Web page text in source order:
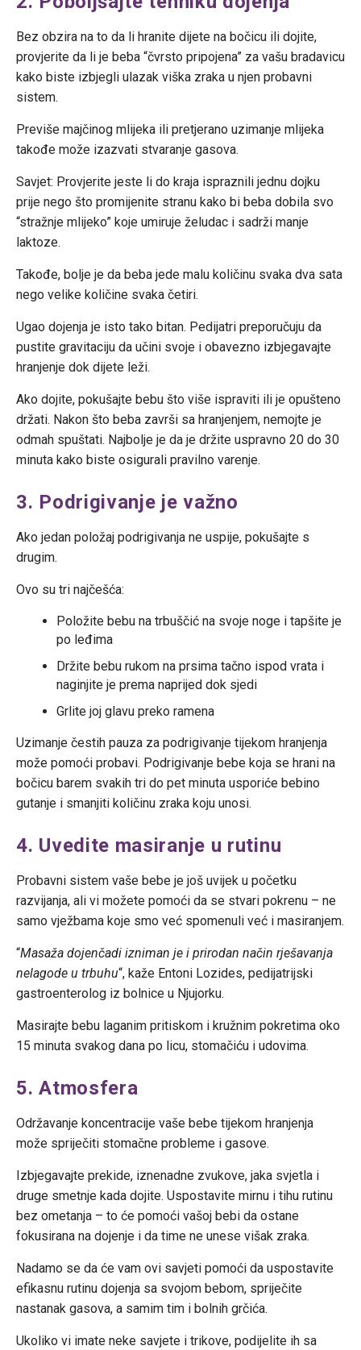
Bez obzira na to da li hranite dijete na bočicu ili dojite,
provjerite da li je beba “čvrsto pripojena” za vašu bradavicu
kako biste izbjegli ulazak viška zraka u njen probavni
sistem.
Previše majčinog mlijeka ili pretjerano uzimanje mlijeka
takođe može izazvati stvaranje gasova.
Savjet: Provjerite jeste li do kraja ispraznili jednu dojku
prije nego što promijenite stranu kako bi beba dobila svo
“stražnje mlijeko” koje umiruje želudac i sadrži manje
laktoze.
Takođe, bolje je da beba jede malu količinu svaka dva sata
nego velike količine svaka četiri.
Ugao dojenja je isto tako bitan. Pedijatri preporučuju da
pustite gravitaciju da učini svoje i obavezno izbjegavajte
hranjenje dok dijete leži.
Ako dojite, pokušajte bebu što više ispraviti ili je opušteno
držati. Nakon što beba završi sa hranjenjem, nemojte je
odmah spuštati. Najbolje je da je držite uspravno 20 do 30
minuta kako biste osigurali pravilno varenje.
3. Podrigivanje je važno
Ako jedan položaj podrigivanja ne uspije, pokušajte s
drugim.
Ovo su tri najčešća:
Položite bebu na trbuščić na svoje noge i tapšite je
po leđima
Držite bebu rukom na prsima tačno ispod vrata i
naginjite je prema naprijed dok sjedi
Grlite joj glavu preko ramena
Uzimanje čestih pauza za podrigivanje tijekom hranjenja
može pomoći probavi. Podrigivanje bebe koja se hrani na
bočicu barem svakih tri do pet minuta usporiće bebino
gutanje i smanjiti količinu zraka koju unosi.
4. Uvedite masiranje u rutinu
Probavni sistem vaše bebe je još uvijek u početku
razvijanja, ali vi možete pomoći da se stvari pokrenu – ne
samo vježbama koje smo već spomenuli već i masiranjem.
“Masaža dojenčadi izniman je i prirodan način rješavanja
nelagode u trbuhu“, kaže Entoni Lozides, pedijatrijski
gastroenterolog iz bolnice u Njujorku.
Masirajte bebu laganim pritiskom i kružnim pokretima oko
15 minuta svakog dana po licu, stomačiću i udovima.
5. Atmosfera
Održavanje koncentracije vaše bebe tijekom hranjenja
može spriječiti stomačne probleme i gasove.
Izbjegavajte prekide, iznenadne zvukove, jaka svjetla i
druge smetnje kada dojite. Uspostavite mirnu i tihu rutinu
bez ometanja – to će pomoći vašoj bebi da ostane
fokusirana na dojenje i da time ne unese višak zraka.
Nadamo se da će vam ovi savjeti pomoći da uspostavite
efikasnu rutinu dojenja sa svojom bebom, spriječite
nastanak gasova, a samim tim i bolnih grčića.
Ukoliko vi imate neke savjete i trikove, podijelite ih sa